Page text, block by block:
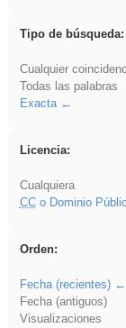
Tipo de búsqueda:
Cualquier
Todas las palabras
Exacta
Licencia:
Cualquiera
CCo Dominio
Orden:
Fecha (recientes)
Fecha (antiguos)
Visualizaciones